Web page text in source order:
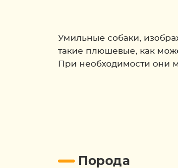
Умильные собаки,
такие плюшевые, как
При необходимости они
Порода